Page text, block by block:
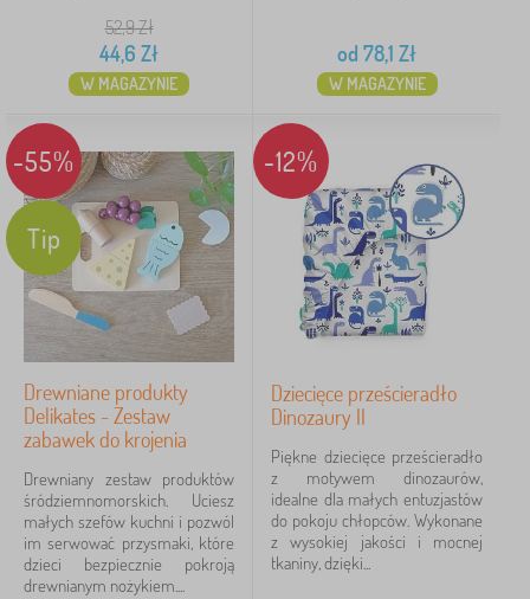
52,9Zł
44,6 Zł
W MAGAZYNIE
od 78,1 Zł
W MAGAZYNIE
-55%
Tip
Drewniane produkty
Delikates - Zestaw
zabawek do krojenia
Drewniany zestaw produktów
śródziemnomorskich. Uciesz
małych szefów kuchni i pozwól
im serwować przysmaki, które
dzieci bezpiecznie pokroją
drewnianym nożykiem....
-12%
Dziecięce prześcieradło
Dinozaury II
Piękne dziecięce prześcieradło
z motywem dinozaurów,
idealne dla małych entuzjastów
do pokoju chłopców. Wykonane
z wysokiej jakości i mocnej
tkaniny, dzięki...